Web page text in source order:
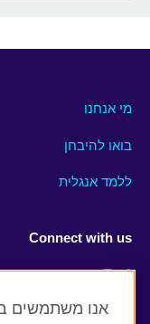
מי אנחנו
בואו להיבחן
ללמד אנגלית
Connect with us